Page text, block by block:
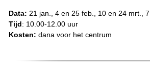
Data: 21 jan., 4 en 25 feb., 10 en 24 mrt.,
Tijd: 10.00-12.00 uur
Kosten: dana voor het centrum